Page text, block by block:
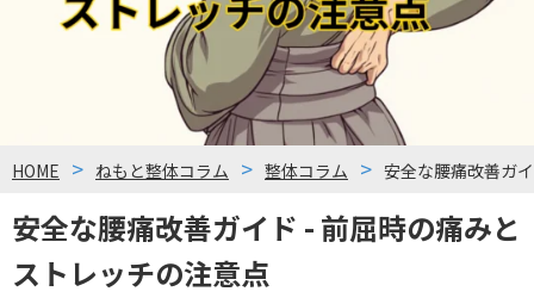
安全な腰痛改善ガイド - 前屈時の痛みと
ストレッチの注意点
HOME ねもと整体コラム 整体コラム 安全な腰痛改善ガ